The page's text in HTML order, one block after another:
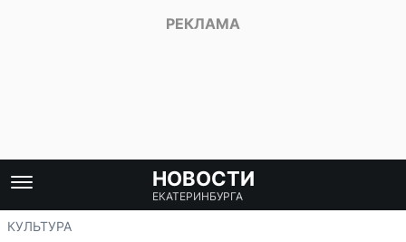
НОВОСТИ
ЕКАТЕРИНБУРГА
КУЛЬТУРА